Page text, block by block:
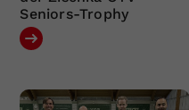
Seniors-Trophy